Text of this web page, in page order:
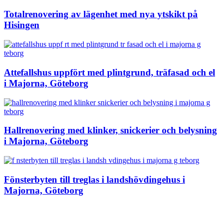
Totalrenovering av lägenhet med nya ytskikt på
Hisingen
Attefallshus uppfört med plintgrund, träfasad och el
i Majorna, Göteborg
Hallrenovering med klinker, snickerier och belysning
i Majorna, Göteborg
Fönsterbyten till treglas i landshövdingehus i
Majorna, Göteborg